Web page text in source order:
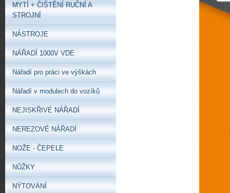
MYTÍ + ČIŠTĚNÍ RUČNÍ A
STROJNÍ
NÁSTROJE
NÁŘADÍ 1000V VDE
Nářadí pro práci ve výškách
Nářadí v modulech do vozíků
NEJISKŘIVÉ NÁŘADÍ
NEREZOVÉ NÁŘADÍ
NOŽE - ČEPELE
NŮŽKY
NÝTOVÁNÍ